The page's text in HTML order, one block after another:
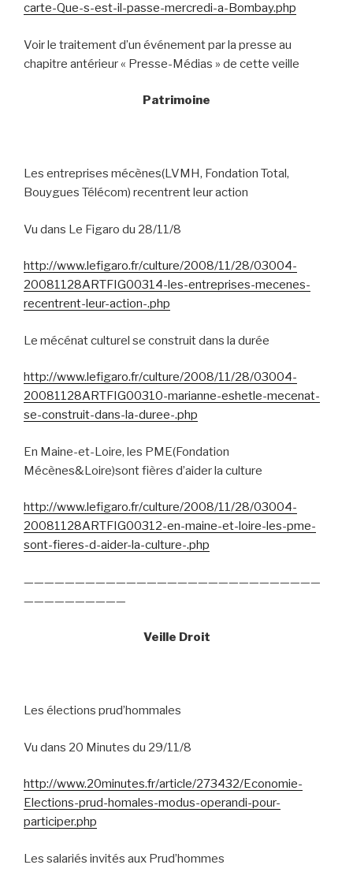
carte-Que-s-est-il-passe-mercredi-a-Bombay.php
Voir le traitement d’un événement par la presse au
chapitre antérieur « Presse-Médias » de cette veille
Patrimoine
Les entreprises mécènes(LVMH, Fondation Total,
Bouygues Télécom) recentrent leur action
Vu dans Le Figaro du 28/11/8
http://www.lefigaro.fr/culture/2008/11/28/03004-
20081128ARTFIG00314-les-entreprises-mecenes-
recentrent-leur-action-.php
Le mécénat culturel se construit dans la durée
http://www.lefigaro.fr/culture/2008/11/28/03004-
20081128ARTFIG00310-marianne-eshetle-mecenat-
se-construit-dans-la-duree-.php
En Maine-et-Loire, les PME(Fondation
Mécènes&Loire)sont fières d’aider la culture
http://www.lefigaro.fr/culture/2008/11/28/03004-
20081128ARTFIG00312-en-maine-et-loire-les-pme-
sont-fieres-d-aider-la-culture-.php
—————————————————————————————
——————————
Veille Droit
Les élections prud’hommales
Vu dans 20 Minutes du 29/11/8
http://www.20minutes.fr/article/273432/Economie-
Elections-prud-homales-modus-operandi-pour-
participer.php
Les salariés invités aux Prud’hommes